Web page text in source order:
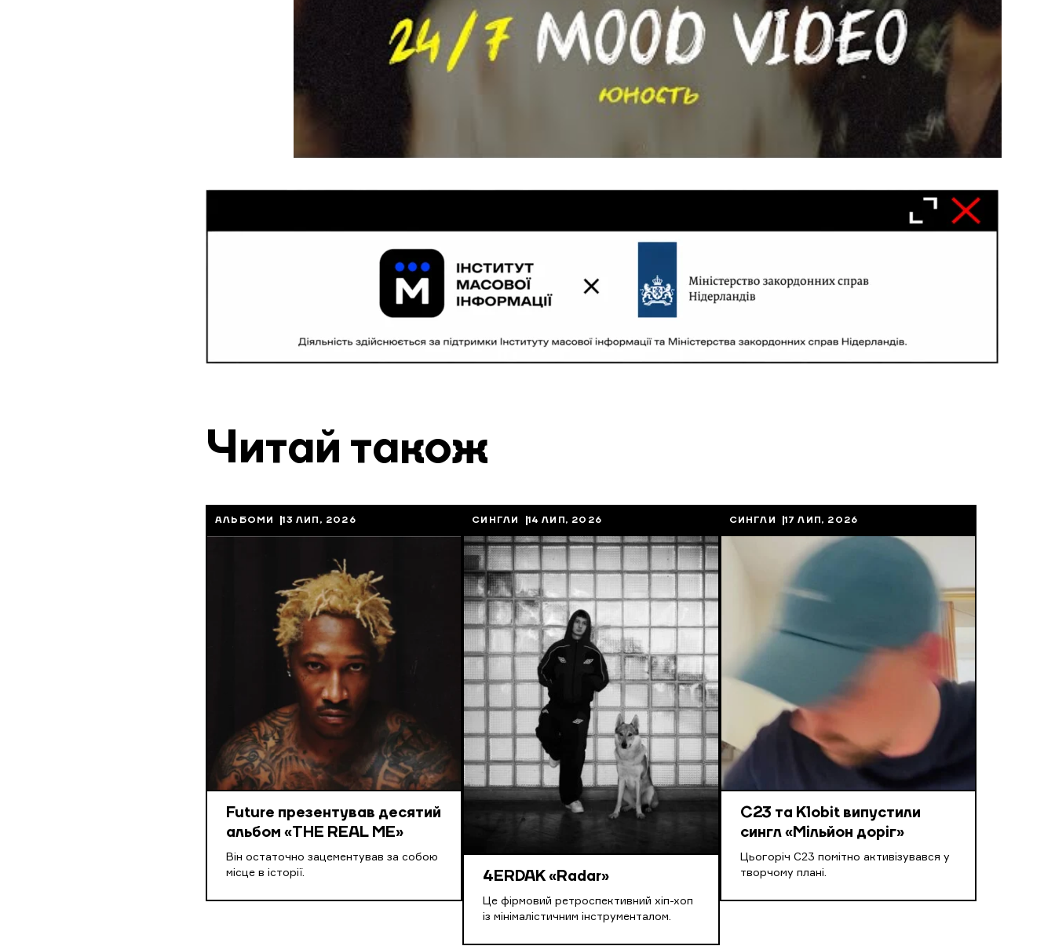
Читай також
АЛЬБОМИ 13 ЛИП, 2026
Future презентував десятий
альбом «THE REAL ME»
Він остаточно зацементував за собою
місце в історії.
СИНГЛИ 14 ЛИП, 2026
4ERDAK «Radar»
Це фірмовий ретроспективний хіп-хоп
із мінімалістичним інструменталом.
СИНГЛИ 17 ЛИП, 2026
С23 та Klobit випустили
сингл «Мільйон доріг»
Цьогоріч С23 помітно активізувався у
творчому плані.